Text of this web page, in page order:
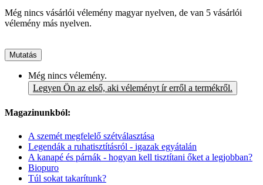
Még nincs vásárlói vélemény magyar nyelven, de van 5 vásárlói
vélemény más nyelven.
Mutatás
Még nincs vélemény.
Legyen Ön az első, aki véleményt ír erről a termékről.
Magazinunkból:
A szemét megfelelő szétválasztása
Legendák a ruhatisztításról - igazak egyátalán
A kanapé és párnák - hogyan kell tisztítani őket a legjobban?
Biopuro
Túl sokat takarítunk?